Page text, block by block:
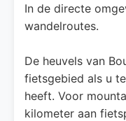
In de directe
wandelroutes.
De heuvels van
fietsgebied als u
heeft. Voor
kilometer aan